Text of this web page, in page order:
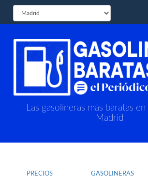
Las gasolineras más baratas
Madrid
PRECIOS GASOLINERAS